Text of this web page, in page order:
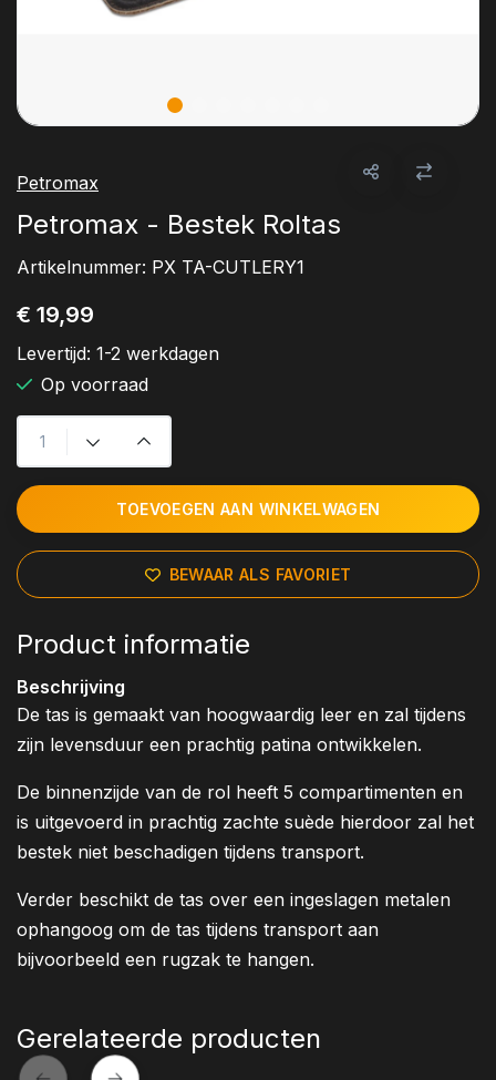
Petromax
Petromax - Bestek Roltas
Artikelnummer: PX TA-CUTLERY1
€ 19,99
Levertijd: 1-2 werkdagen
Op voorraad
TOEVOEGEN AAN WINKELWAGEN
BEWAAR ALS FAVORIET
Product informatie
Beschrijving
De tas is gemaakt van hoogwaardig leer en zal tijdens
zijn levensduur een prachtig patina ontwikkelen.
De binnenzijde van de rol heeft 5 compartimenten en
is uitgevoerd in prachtig zachte suède hierdoor zal het
bestek niet beschadigen tijdens transport.
Verder beschikt de tas over een ingeslagen metalen
ophangoog om de tas tijdens transport aan
bijvoorbeeld een rugzak te hangen.
Gerelateerde producten